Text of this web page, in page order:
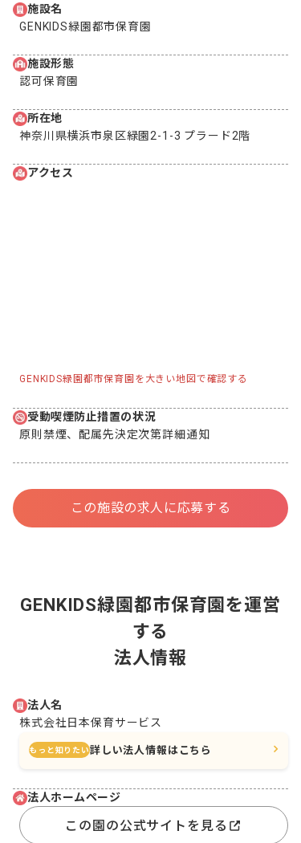
施設名
GENKIDS緑園都市保育園
施設形態
認可保育園
所在地
神奈川県横浜市泉区緑園2-1-3 プラード2階
アクセス
GENKIDS緑園都市保育園を大きい地図で確認する
受動喫煙防止措置の状況
原則禁煙、配属先決定次第詳細通知
この施設の求人に応募する
GENKIDS緑園都市保育園を運営
する
法人情報
法人名
株式会社日本保育サービス
もっと知りたい詳しい法人情報はこちら
法人ホームページ
この園の公式サイトを見る